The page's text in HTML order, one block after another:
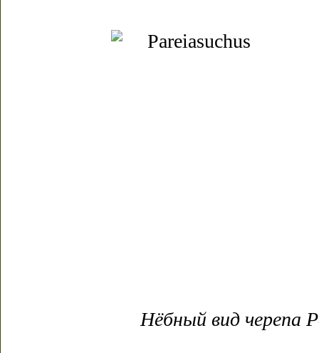
Нёбный вид черепа